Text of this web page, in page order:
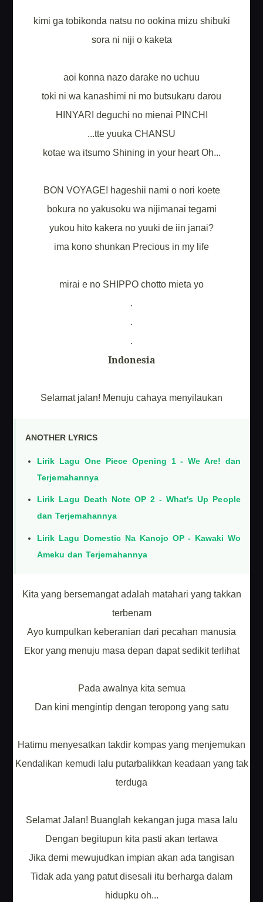
kimi ga tobikonda natsu no ookina mizu shibuki
sora ni niji o kaketa
aoi konna nazo darake no uchuu
toki ni wa kanashimi ni mo butsukaru darou
HINYARI deguchi no mienai PINCHI
...tte yuuka CHANSU
kotae wa itsumo Shining in your heart Oh...
BON VOYAGE! hageshii nami o nori koete
bokura no yakusoku wa nijimanai tegami
yukou hito kakera no yuuki de iin janai?
ima kono shunkan Precious in my life
mirai e no SHIPPO chotto mieta yo
.
.
.
Indonesia
Selamat jalan! Menuju cahaya menyilaukan
ANOTHER LYRICS
Lirik Lagu One Piece Opening 1 - We Are! dan
Terjemahannya
Lirik Lagu Death Note OP 2 - What's Up People
dan Terjemahannya
Lirik Lagu Domestic Na Kanojo OP - Kawaki Wo
Ameku dan Terjemahannya
Kita yang bersemangat adalah matahari yang takkan
terbenam
Ayo kumpulkan keberanian dari pecahan manusia
Ekor yang menuju masa depan dapat sedikit terlihat
Pada awalnya kita semua
Dan kini mengintip dengan teropong yang satu
Hatimu menyesatkan takdir kompas yang menjemukan
Kendalikan kemudi lalu putarbalikkan keadaan yang tak
terduga
Selamat Jalan! Buanglah kekangan juga masa lalu
Dengan begitupun kita pasti akan tertawa
Jika demi mewujudkan impian akan ada tangisan
Tidak ada yang patut disesali itu berharga dalam
hidupku oh...